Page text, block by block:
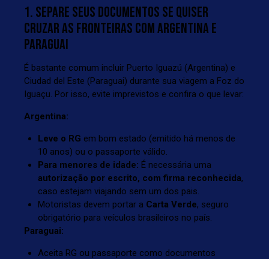
1. SEPARE SEUS DOCUMENTOS SE QUISER
CRUZAR AS FRONTEIRAS COM ARGENTINA E
PARAGUAI
É bastante comum incluir Puerto Iguazú (Argentina) e
Ciudad del Este (Paraguai) durante sua viagem a Foz do
Iguaçu. Por isso, evite imprevistos e confira o que levar:
Argentina:
Leve o RG em bom estado (emitido há menos de
10 anos) ou o passaporte válido.
Para menores de idade: É necessária uma
autorização por escrito, com firma reconhecida,
caso estejam viajando sem um dos pais.
Motoristas devem portar a Carta Verde, seguro
obrigatório para veículos brasileiros no país.
Paraguai:
Aceita RG ou passaporte como documentos